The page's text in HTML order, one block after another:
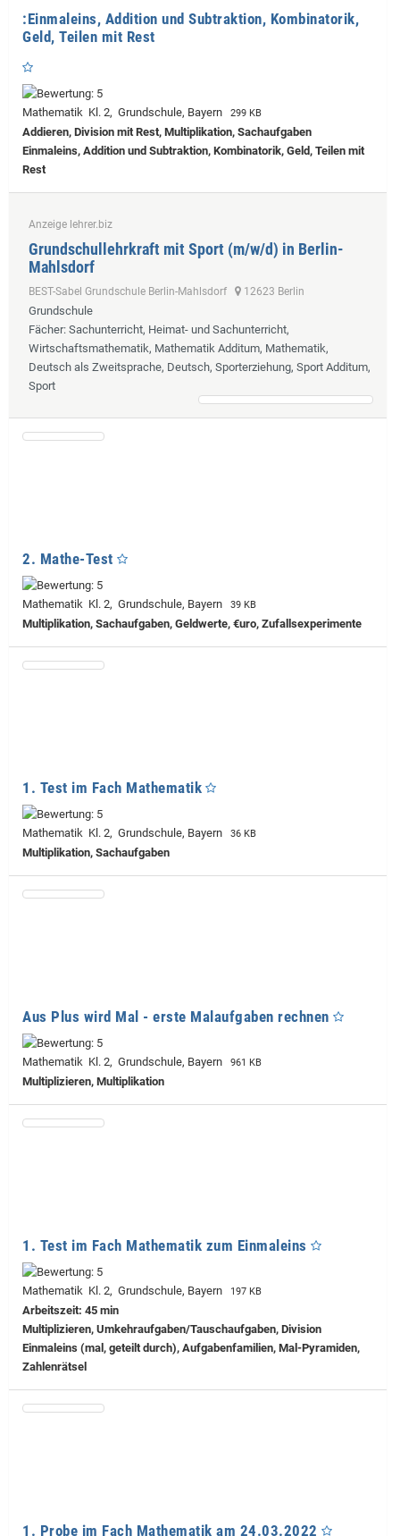
:Einmaleins, Addition und Subtraktion, Kombinatorik,
Geld, Teilen mit Rest
Mathematik Kl. 2, Grundschule, Bayern 299 KB
Addieren, Division mit Rest, Multiplikation, Sachaufgaben
Einmaleins, Addition und Subtraktion, Kombinatorik, Geld, Teilen mit
Rest
Anzeige lehrer.biz
Grundschullehrkraft mit Sport (m/w/d) in Berlin-
Mahlsdorf
BEST-Sabel Grundschule Berlin-Mahlsdorf 12623 Berlin
Grundschule
Fächer: Sachunterricht, Heimat- und Sachunterricht,
Wirtschaftsmathematik, Mathematik Additum, Mathematik,
Deutsch als Zweitsprache, Deutsch, Sporterziehung, Sport Additum,
Sport
2. Mathe-Test
Mathematik Kl. 2, Grundschule, Bayern 39 KB
Multiplikation, Sachaufgaben, Geldwerte, €uro, Zufallsexperimente
1. Test im Fach Mathematik
Mathematik Kl. 2, Grundschule, Bayern 36 KB
Multiplikation, Sachaufgaben
Aus Plus wird Mal - erste Malaufgaben rechnen
Mathematik Kl. 2, Grundschule, Bayern 961 KB
Multiplizieren, Multiplikation
1. Test im Fach Mathematik zum Einmaleins
Mathematik Kl. 2, Grundschule, Bayern 197 KB
Arbeitszeit: 45 min
Multiplizieren, Umkehraufgaben/Tauschaufgaben, Division
Einmaleins (mal, geteilt durch), Aufgabenfamilien, Mal-Pyramiden,
Zahlenrätsel
1. Probe im Fach Mathematik am 24.03.2022